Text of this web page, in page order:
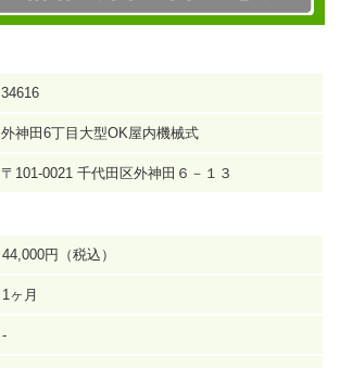
34616
外神田6丁目大型OK屋内機械式
〒101-0021 千代田区外神田６－１３
44,000円（税込）
1ヶ月
-